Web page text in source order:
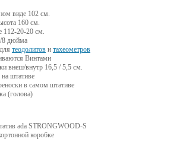
виде 102 см.
160 см.
112-20-20 см.
8 дюйма
теодолитов и тахеометров
Винтами
внеш/внутр 16,5 / 5,5 см.
штативе
в самом штативе
(голова)
ada STRONGWOOD-S
коробке